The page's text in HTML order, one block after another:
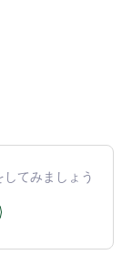
てみましょう